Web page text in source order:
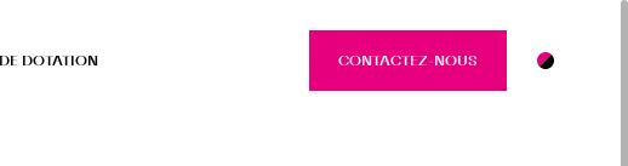
DOTATION CONTACTEZ-NOUS CONTACTEZ-